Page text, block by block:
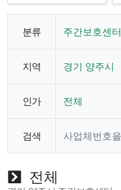
분류 주간보호센터
지역 경기 양주시
인가 전체
검색
전체